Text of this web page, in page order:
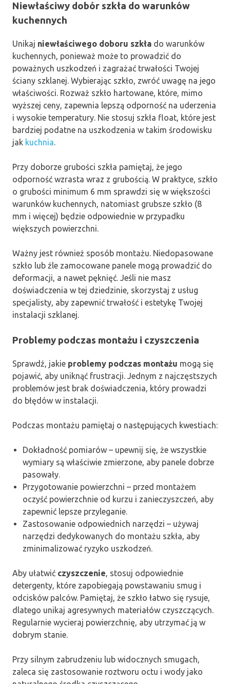
Niewłaściwy dobór szkła do warunków
kuchennych
Unikaj niewłaściwego doboru szkła do warunków
kuchennych, ponieważ może to prowadzić do
poważnych uszkodzeń i zagrażać trwałości Twojej
ściany szklanej. Wybierając szkło, zwróć uwagę na jego
właściwości. Rozważ szkło hartowane, które, mimo
wyższej ceny, zapewnia lepszą odporność na uderzenia
i wysokie temperatury. Nie stosuj szkła float, które jest
bardziej podatne na uszkodzenia w takim środowisku
jak kuchnia.
Przy doborze grubości szkła pamiętaj, że jego
odporność wzrasta wraz z grubością. W praktyce, szkło
o grubości minimum 6 mm sprawdzi się w większości
warunków kuchennych, natomiast grubsze szkło (8
mm i więcej) będzie odpowiednie w przypadku
większych powierzchni.
Ważny jest również sposób montażu. Niedopasowane
szkło lub źle zamocowane panele mogą prowadzić do
deformacji, a nawet pęknięć. Jeśli nie masz
doświadczenia w tej dziedzinie, skorzystaj z usług
specjalisty, aby zapewnić trwałość i estetykę Twojej
instalacji szklanej.
Problemy podczas montażu i czyszczenia
Sprawdź, jakie problemy podczas montażu mogą się
pojawić, aby uniknąć frustracji. Jednym z najczęstszych
problemów jest brak doświadczenia, który prowadzi
do błędów w instalacji.
Podczas montażu pamiętaj o następujących kwestiach:
Dokładność pomiarów – upewnij się, że wszystkie
wymiary są właściwie zmierzone, aby panele dobrze
pasowały.
Przygotowanie powierzchni – przed montażem
oczyść powierzchnie od kurzu i zanieczyszczeń, aby
zapewnić lepsze przyleganie.
Zastosowanie odpowiednich narzędzi – używaj
narzędzi dedykowanych do montażu szkła, aby
zminimalizować ryzyko uszkodzeń.
Aby ułatwić czyszczenie, stosuj odpowiednie
detergenty, które zapobiegają powstawaniu smug i
odcisków palców. Pamiętaj, że szkło łatwo się rysuje,
dlatego unikaj agresywnych materiałów czyszczących.
Regularnie wycieraj powierzchnię, aby utrzymać ją w
dobrym stanie.
Przy silnym zabrudzeniu lub widocznych smugach,
zaleca się zastosowanie roztworu octu i wody jako